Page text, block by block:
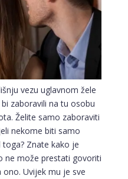
vezu uglavnom žele
zaboravili na tu osobu
Želite samo zaboraviti
nekome biti samo
Znate kako je
ne može prestati govoriti
Uvijek mu je sve